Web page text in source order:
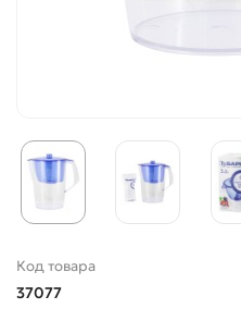
Код товара
37077